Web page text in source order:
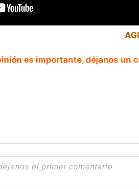
es importante, déjanos un